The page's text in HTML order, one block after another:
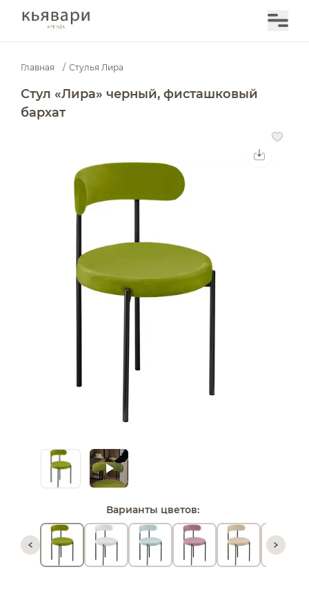
Главная / Стулья Лира
Стул «Лира» черный, фисташковый
бархат
Варианты цветов: